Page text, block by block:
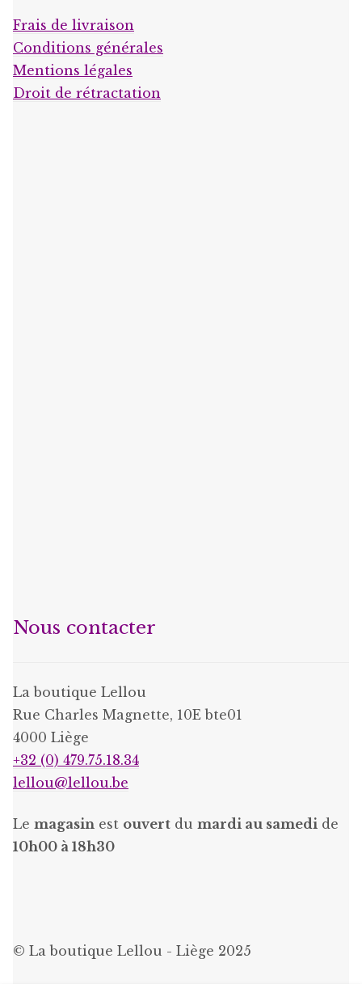
Frais de livraison
Conditions générales
Mentions légales
Droit de rétractation
Nous contacter
La boutique Lellou
Rue Charles Magnette, 10E bte01
4000 Liège
+32 (0) 479.75.18.34
lellou@lellou.be
Le magasin est ouvert du mardi au samedi de
10h00 à 18h30
© La boutique Lellou - Liège 2025